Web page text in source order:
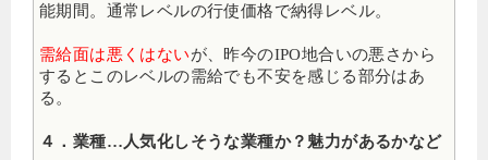
能期間。通常レベルの行使価格で納得レベル。
需給面は悪くはないが、昨今のIPO地合いの悪さから
するとこのレベルの需給でも不安を感じる部分はあ
る。
４．業種…人気化しそうな業種か？魅力があるかなど